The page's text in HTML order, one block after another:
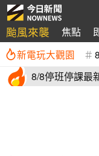
颱風來襲 焦點
新電玩大觀園
8/8停班停課最